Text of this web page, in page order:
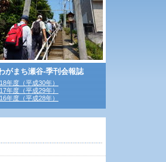
がまち瀬谷‐季刊会報誌
年度（平成30年）
年度（平成29年）
年度（平成28年）